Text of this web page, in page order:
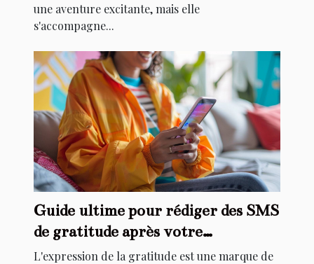
une aventure excitante, mais elle
s'accompagne...
Guide ultime pour rédiger des SMS
de gratitude après votre
anniversaire
L'expression de la gratitude est une marque de